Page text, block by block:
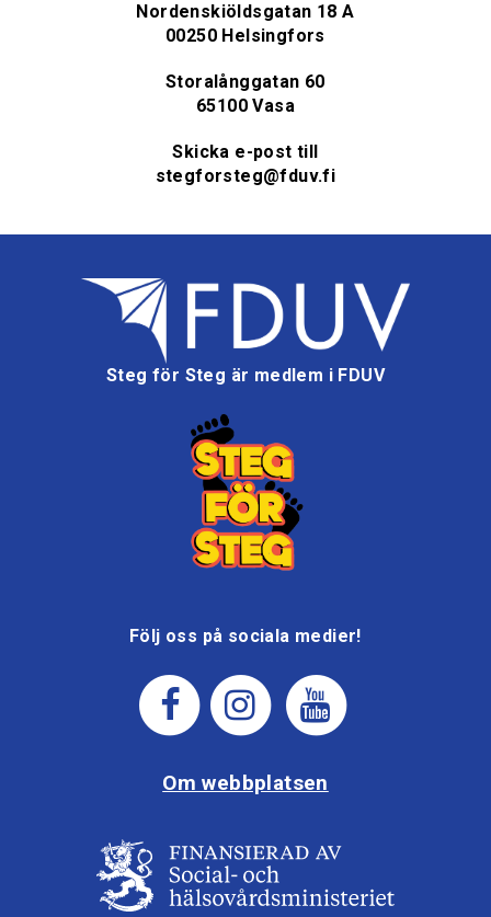
Nordenskiöldsgatan 18 A
00250 Helsingfors
Storalånggatan 60
65100 Vasa
Skicka e-post till
stegforsteg@fduv.fi
Steg för Steg är medlem i FDUV
Följ oss på sociala medier!
Om webbplatsen